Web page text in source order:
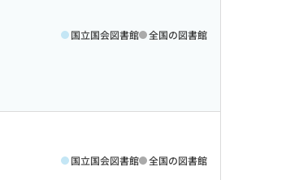
国立国会図書館 全国の図書館
国立国会図書館 全国の図書館